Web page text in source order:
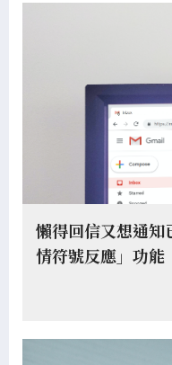
懶得回信又想通
情符號反應」功能